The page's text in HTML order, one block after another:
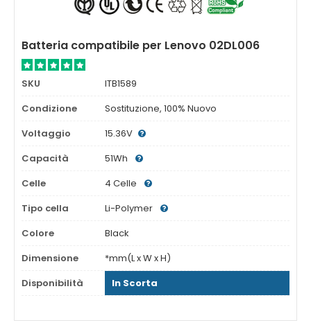
Batteria compatibile per Lenovo 02DL006
SKU
ITB1589
Condizione
Sostituzione, 100% Nuovo
Voltaggio
15.36V
Capacità
51Wh
Celle
4 Celle
Tipo cella
Li-Polymer
Colore
Black
Dimensione
*mm(L x W x H)
Disponibilità
In Scorta